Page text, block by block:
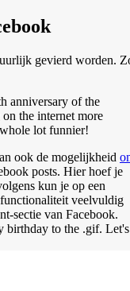
gevierd worden.
anniversary of the
the internet more
lot funnier!
ook de mogelijkheid
posts. Hier hoef je
kun je op een
veelvuldig
sectie van Facebook.
birthday to the .gif. Let's